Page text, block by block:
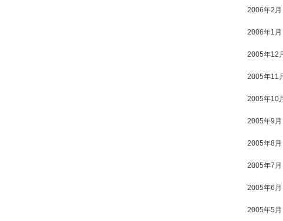
2006年2月
2006年1月
2005年12
2005年11
2005年10
2005年9月
2005年8月
2005年7月
2005年6月
2005年5月